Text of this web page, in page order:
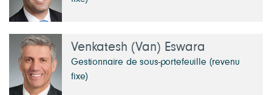
Venkatesh (Van) Eswara
Gestionnaire de sous-portefeuille (revenu
fixe)